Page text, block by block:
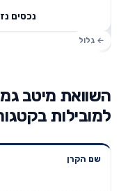
נכסים
למובילות